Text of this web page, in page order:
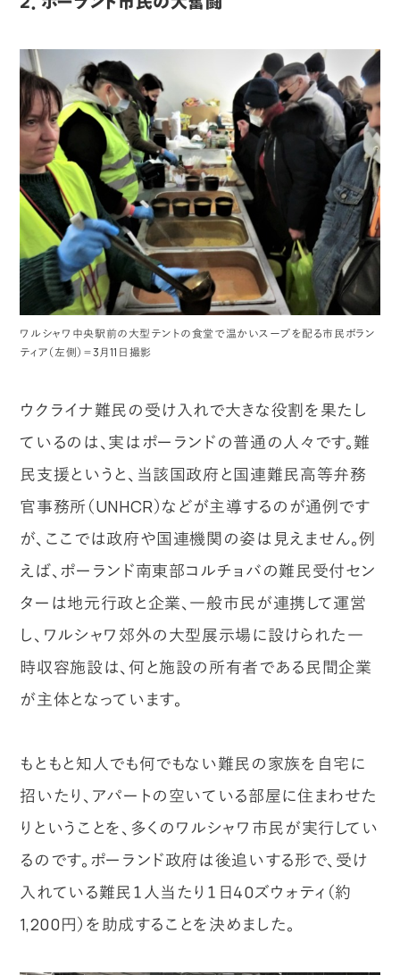
ワルシャワ中央駅前の大型テントの食堂で温かいスープを配る市民ボラン
ティア（左側）＝3月11日撮影
ウクライナ難民の受け入れで大きな役割を果たし
ているのは、実はポーランドの普通の人々です。難
民支援というと、当該国政府と国連難民高等弁務
官事務所（UNHCR）などが主導するのが通例です
が、ここでは政府や国連機関の姿は見えません。例
えば、ポーランド南東部コルチョバの難民受付セン
ターは地元行政と企業、一般市民が連携して運営
し、ワルシャワ郊外の大型展示場に設けられた一
時収容施設は、何と施設の所有者である民間企業
が主体となっています。
もともと知人でも何でもない難民の家族を自宅に
招いたり、アパートの空いている部屋に住まわせた
りということを、多くのワルシャワ市民が実行してい
るのです。ポーランド政府は後追いする形で、受け
入れている難民１人当たり１日40ズウォティ（約
1,200円）を助成することを決めました。